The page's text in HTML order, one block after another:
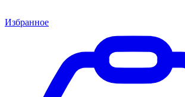
Избранное